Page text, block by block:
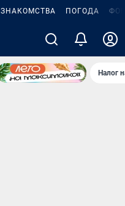
ЗНАКОМСТВА ПОГОДА
Налог